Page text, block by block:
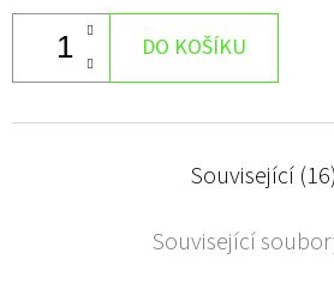
DO KOŠÍKU
Související (16)
Související